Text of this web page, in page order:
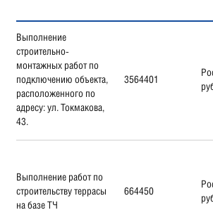
Выполнение
строительно-
монтажных работ по
подключению объекта,
расположенного по
адресу: ул. Токмакова,
43.
3564401
Выполнение работ по
строительству террасы
на базе ТЧ
664450